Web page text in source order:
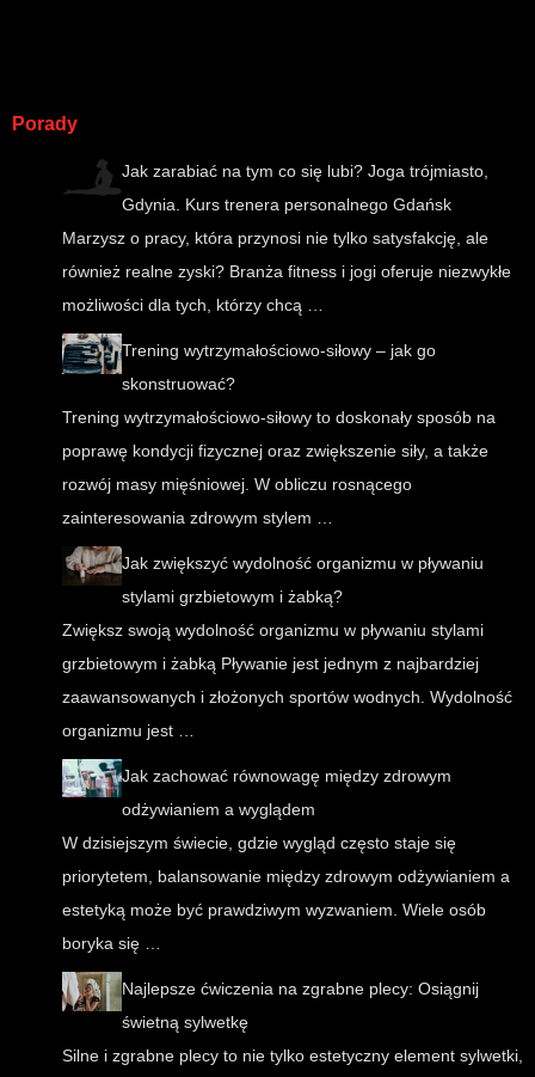
Porady
Jak zarabiać na tym co się lubi? Joga trójmiasto,
Gdynia. Kurs trenera personalnego Gdańsk
Marzysz o pracy, która przynosi nie tylko satysfakcję, ale
również realne zyski? Branża fitness i jogi oferuje niezwykłe
możliwości dla tych, którzy chcą …
Trening wytrzymałościowo-siłowy – jak go
skonstruować?
Trening wytrzymałościowo-siłowy to doskonały sposób na
poprawę kondycji fizycznej oraz zwiększenie siły, a także
rozwój masy mięśniowej. W obliczu rosnącego
zainteresowania zdrowym stylem …
Jak zwiększyć wydolność organizmu w pływaniu
stylami grzbietowym i żabką?
Zwiększ swoją wydolność organizmu w pływaniu stylami
grzbietowym i żabką Pływanie jest jednym z najbardziej
zaawansowanych i złożonych sportów wodnych. Wydolność
organizmu jest …
Jak zachować równowagę między zdrowym
odżywianiem a wyglądem
W dzisiejszym świecie, gdzie wygląd często staje się
priorytetem, balansowanie między zdrowym odżywianiem a
estetyką może być prawdziwym wyzwaniem. Wiele osób
boryka się …
Najlepsze ćwiczenia na zgrabne plecy: Osiągnij
świetną sylwetkę
Silne i zgrabne plecy to nie tylko estetyczny element sylwetki,